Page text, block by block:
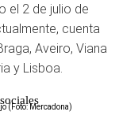
el 2 de julio de
cuenta
Aveiro, Viana
y Lisboa.